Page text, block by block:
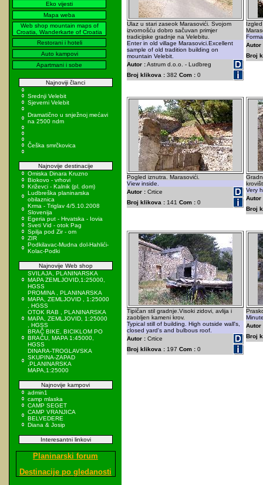
Eko vijesti
Mapa weba
Web shop mountain maps of
Croatia, Wanderkarte of Croatia
Restorani i hoteli
Auto kampovi
Apartmani i sobe
Najnoviji članci
Srednji Velebit
Sjeverni Velebit
Dramatično u snježnoj mećavi
na 2500 ndm
Češka smrčkovica
Najnovije destinacije
Omiska Dinara Kruzno
Biokovo - vrhovi
Križevci - Kalnik (pl. dom)
Ludbreška planinarska
obilaznica
Krma - Triglav 4/5.10.2008
Slovenija
Egeria put - Hrvatska - Iovia
Sveti Vid - otok Pag
Spilja pod Zir - om
ZIR
Podkilavac-Mudna dol-Hahlići-
Kolac-Podki
Najnovije Web shop
SVILAJA, PLANINARSKA
MAPA ZEMLJOVID,1:25000,
HGSS
PROMINA , PLANINARSKA
MAPA, ZEMLJOVID , 1:25000
, HGSS
OTOK RAB , PLANINARSKA
MAPA, ZEMLJOVID, 1:25000
, HGSS
BRAČ BIKE, BICIKLOM PO
BRAČU, MAPA 1:45000,
HGSS
DINARA-TROGLAVSKA
SKUPINA-ZAPAD
,PLANINARSKA
MAPA,1:25000
Najnovije kampovi
admin1
camp mlaska
CAMP SEGET
CAMP VRANJICA
BELVEDERE
Diana & Josip
Interesantni linkovi
Planinarski forum
Destinacije po gledanosti
Ulaz u stari zaseok Marasovići. Svojom
izvornošću dobro sačuvan primjer
tradicijske gradnje na Velebitu.
Enter in old village Marasovici.Excellent
sample of old tradition building on
mountain Velebit.
Autor :Astrum d.o.o. - Ludbreg
Broj klikova : 382 Com : 0
Autor
Broj
Pogled iznutra. Marasovići.
View inside.
Autor : Crtice
Broj klikova : 141 Com : 0
Very
Autor
Broj
Tipičan stil gradnje.Visoki zidovi, avlija i
zaobljen kameni krov.
Typical still of building. High outside wall's,
closed yard's and bulbous roof.
Autor : Crtice
Broj klikova : 197 Com : 0
Autor
Broj